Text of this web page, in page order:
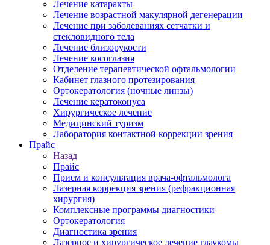
Лечение катаракты
Лечение возрастной макулярной дегенерации
Лечение при заболеваниях сетчатки и
стекловидного тела
Лечение близорукости
Лечение косоглазия
Отделение терапевтической офтальмологии
Кабинет глазного протезирования
Ортокератология (ночные линзы)
Лечение кератоконуса
Хирургическое лечение
Медицинский туризм
Лаборатория контактной коррекции зрения
Прайс
Назад
Прайс
Прием и консультация врача-офтальмолога
Лазерная коррекция зрения (рефракционная
хирургия)
Комплексные программы диагностики
Ортокератология
Диагностика зрения
Лазерное и хирургическое лечение глаукомы